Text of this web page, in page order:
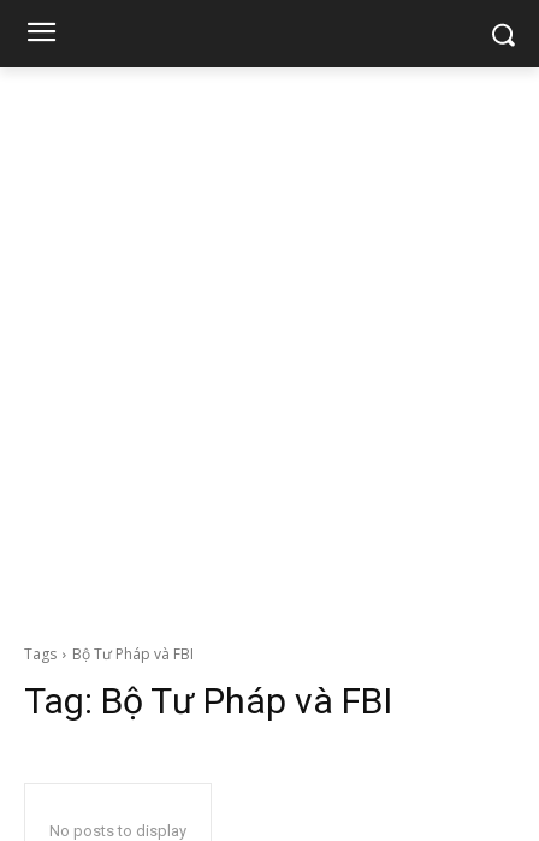
Tags Bộ Tư Pháp và FBI
Tag: Bộ Tư Pháp và FBI
No posts to display